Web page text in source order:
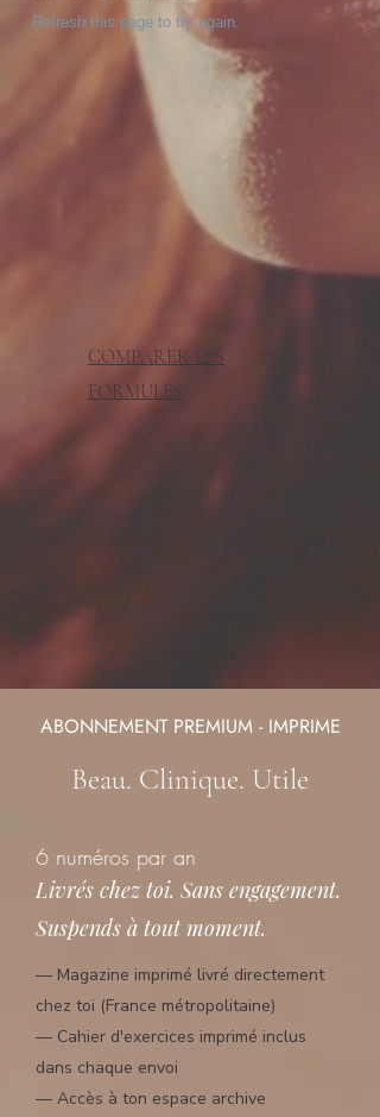
COMPARER LES
FORMULES
Refresh this page to try again.
ABONNEMENT PREMIUM - IMPRIME
Beau. Clinique. Utile
6 numéros par an
Livrés chez toi. Sans engagement.
Suspends à tout moment.
— Magazine imprimé livré directement
chez toi (France métropolitaine)
— Cahier d'exercices imprimé inclus
dans chaque envoi
— Accès à ton espace archive